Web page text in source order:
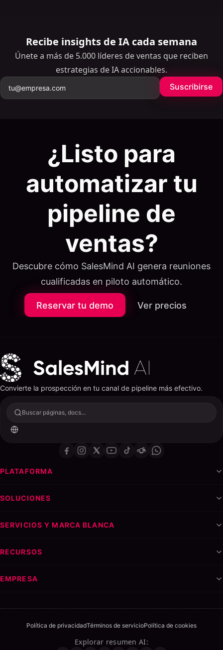
Tabla de contenidos
Recibe insights de IA cada semana
Únete a más de 5.000 líderes de ventas que reciben
estrategias de IA accionables.
Suscribirse
¿Listo para
automatizar tu
pipeline de
ventas?
Descubre cómo SalesMind AI genera reuniones
cualificadas en piloto automático.
Reservar tu demo Ver precios
Convierte la prospección en tu canal de pipeline más efectivo.
Buscar páginas, docs...
PLATAFORMA
SOLUCIONES
SERVICIOS Y MARCA BLANCA
RECURSOS
EMPRESA
Política de privacidadTérminos de servicioPolítica de cookies
Explorar resumen AI: